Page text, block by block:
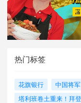
热门标签
花旗银行 中国将军
塔利班卷土重来！拜